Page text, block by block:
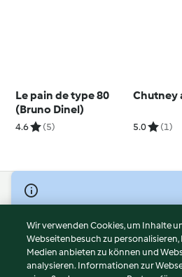
Le pain de type 80
(Bruno Dinel)
4.6 (5)
Chutney
5.0 (1)
© Copyright 2026
Nutzungsbedingungen
Datenschutzrichtlinien
Disclaimer
Wir verwenden Cookies, um Inhalte
Webseitenbesuch zu
Medien anbieten zu können und
analysieren. Informationen zur